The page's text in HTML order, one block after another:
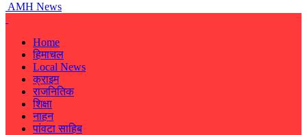
AMH News
Home
हिमाचल
Local News
क्राइम
राजनितिक
शिक्षा
नाहन
पांवटा साहिब